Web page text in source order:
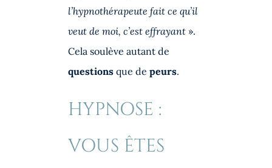
l’hypnothérapeute fait ce qu’il
veut de moi, c’est effrayant ».
Cela soulève autant de
questions que de peurs.
HYPNOSE :
VOUS ÊTES